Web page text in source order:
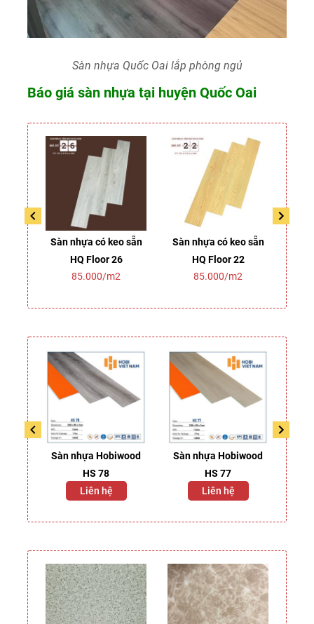
Sàn nhựa Quốc Oai lắp phòng ngủ
Báo giá sàn nhựa tại huyện Quốc Oai
Sàn nhựa có keo sẵn
HQ Floor 26
85.000/m2
Sàn nhựa có keo sẵn
HQ Floor 22
85.000/m2
Sàn nhựa Hobiwood
HS 78
Liên hệ
Sàn nhựa Hobiwood
HS 77
Liên hệ